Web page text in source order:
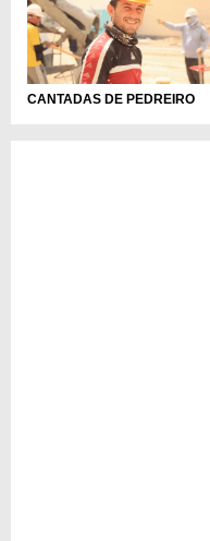
CANTADAS DE PEDREIRO